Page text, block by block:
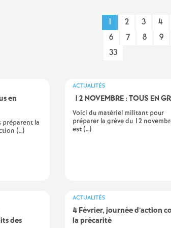
1 2 3 4
6
7 8 9
33
en
préparent la
(…)
ACTUALITÉS
12 NOVEMBRE : TOUS EN
Voici du matériel militant pour
préparer la grève du 12
est (…)
des
ACTUALITÉS
4 Février, journée d’action
la précarité